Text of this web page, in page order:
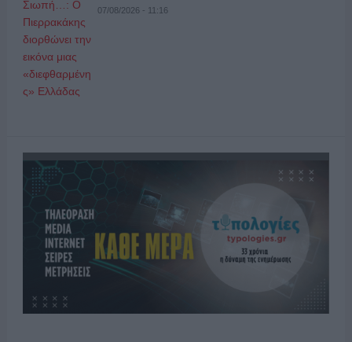
07/08/2026 - 11:16